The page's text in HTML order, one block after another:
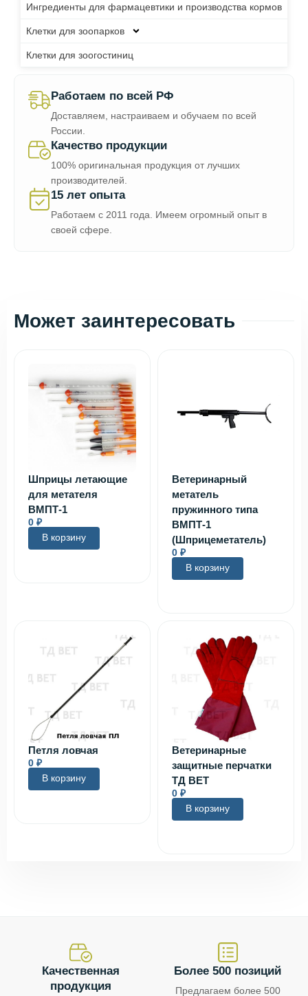
Ингредиенты для фармацевтики и производства кормов
Клетки для зоопарков
Клетки для зоогостиниц
Работаем по всей РФ
Доставляем, настраиваем и обучаем по всей
России.
Качество продукции
100% оригинальная продукция от лучших
производителей.
15 лет опыта
Работаем с 2011 года. Имеем огромный опыт в
своей сфере.
Может заинтересовать
Шприцы летающие
для метателя
ВМПТ-1
0 ₽
В корзину
Ветеринарный
метатель
пружинного типа
ВМПТ-1
(Шприцеметатель)
0 ₽
В корзину
Петля ловчая
0 ₽
В корзину
Ветеринарные
защитные перчатки
ТД ВЕТ
0 ₽
В корзину
Качественная
продукция
Более 500 позиций
Предлагаем более 500